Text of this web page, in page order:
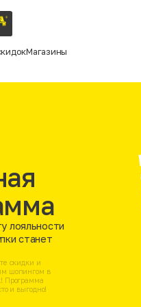
Магазины
даты
лояльности
станет
скидки и
шопингом в
Программа
и выгодно!